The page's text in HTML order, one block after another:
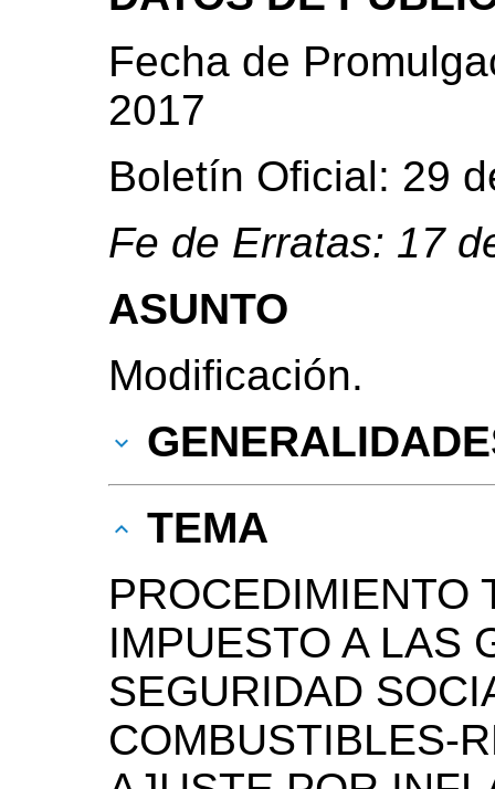
Fecha de
2017
Boletín Oficial: 29
Fe de Erratas: 17
ASUNTO
Modificación.
TEMA
PROCEDIMIENTO
IMPUESTO A LAS
SEGURIDAD
COMBUSTIBLES-